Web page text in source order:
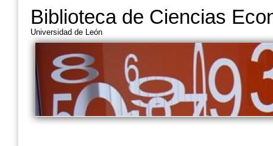
Biblioteca de Ciencias
Universidad de León